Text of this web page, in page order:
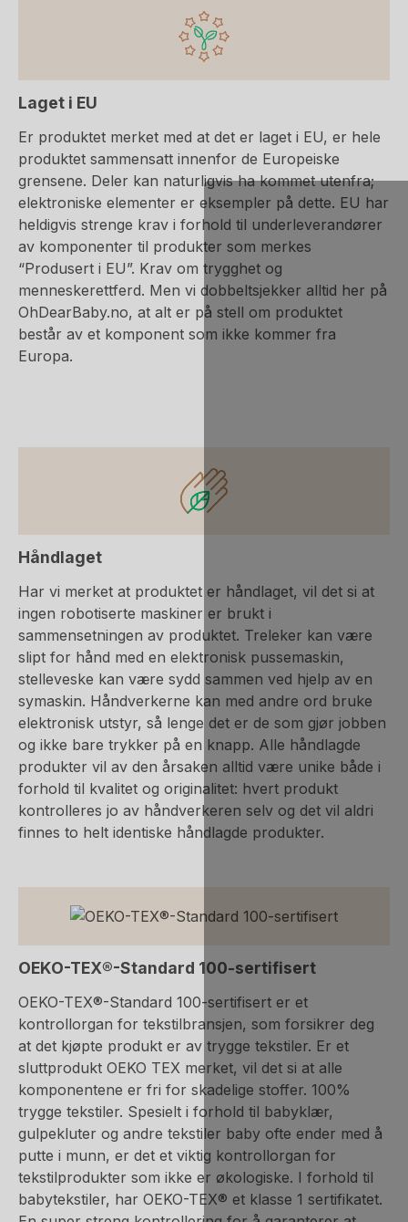
Laget i EU
Er produktet merket med at det er laget i EU, er hele
produktet sammensatt innenfor de Europeiske
grensene. Deler kan naturligvis ha kommet utenfra;
elektroniske elementer er eksempler på dette. EU har
heldigvis strenge krav i forhold til underleverandører
av komponenter til produkter som merkes
“Produsert i EU”. Krav om trygghet og
menneskerettferd. Men vi dobbeltsjekker alltid her på
OhDearBaby.no, at alt er på stell om produktet
består av et komponent som ikke kommer fra
Europa.
Håndlaget
Har vi merket at produktet er håndlaget, vil det si at
ingen robotiserte maskiner er brukt i
sammensetningen av produktet. Treleker kan være
slipt for hånd med en elektronisk pussemaskin,
stelleveske kan være sydd sammen ved hjelp av en
symaskin. Håndverkerne kan med andre ord bruke
elektronisk utstyr, så lenge det er de som gjør jobben
og ikke bare trykker på en knapp. Alle håndlagde
produkter vil av den årsaken alltid være unike både i
forhold til kvalitet og originalitet: hvert produkt
kontrolleres jo av håndverkeren selv og det vil aldri
finnes to helt identiske håndlagde produkter.
OEKO-TEX®-Standard 100-sertifisert
OEKO-TEX®-Standard 100-sertifisert er et
kontrollorgan for tekstilbransjen, som forsikrer deg
at det kjøpte produkt er av trygge tekstiler. Er et
sluttprodukt OEKO TEX merket, vil det si at alle
komponentene er fri for skadelige stoffer. 100%
trygge tekstiler. Spesielt i forhold til babyklær,
gulpekluter og andre tekstiler baby ofte ender med å
putte i munn, er det et viktig kontrollorgan for
tekstilprodukter som ikke er økologiske. I forhold til
babytekstiler, har OEKO-TEX® et klasse 1 sertifikatet.